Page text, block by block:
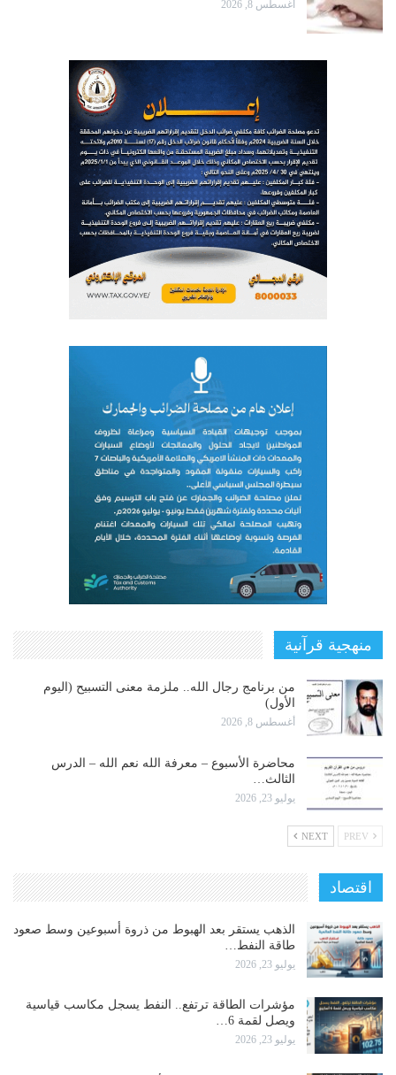
أغسطس 8, 2026
منهجية قرآنية
من برنامج رجال الله.. ملزمة معنى التسبيح (اليوم
الأول)
أغسطس 8, 2026
محاضرة الأسبوع – معرفة الله نعم الله – الدرس
الثالث…
يوليو 23, 2026
NEXT
اقتصاد
الذهب يستقر بعد الهبوط من ذروة أسبوعين وسط صعود
طاقة النفط…
يوليو 23, 2026
مؤشرات الطاقة ترتفع.. النفط يسجل مكاسب قياسية
ويصل لقمة 6…
يوليو 23, 2026